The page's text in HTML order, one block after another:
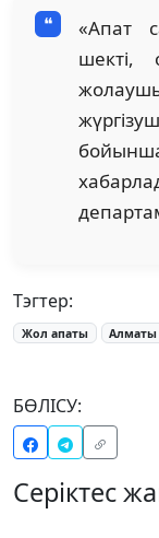
«Апат
шекті,
Тэгтер:
Жол апаты Алматы
БӨЛІСУ:
Серіктес